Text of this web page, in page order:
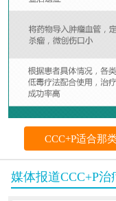
CCC+P适合那
媒体报道CCC+P